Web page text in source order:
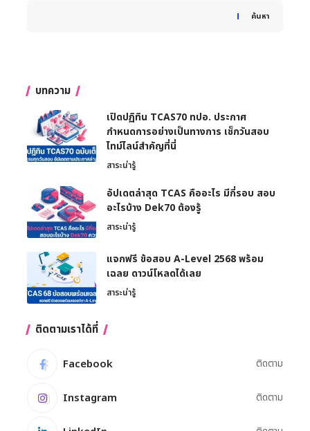
ค้นหา
When autocomplete results are available use up and
บทความ
เปิดปฏิทิน TCAS70 ทปอ. ประกาศ
กำหนดการอย่างเป็นทางการ เช็กวันสอบ
ไทม์ไลน์สำคัญที่นี่
สาระน่ารู้
อัปเดตล่าสุด TCAS คืออะไร มีกี่รอบ สอบ
อะไรบ้าง Dek70 ต้องรู้
สาระน่ารู้
แจกฟรี ข้อสอบ A-Level 2568 พร้อม
เฉลย ดาวน์โหลดได้เลย
สาระน่ารู้
ติดตามเราได้ที่
Facebook ติดตาม
Instagram ติดตาม